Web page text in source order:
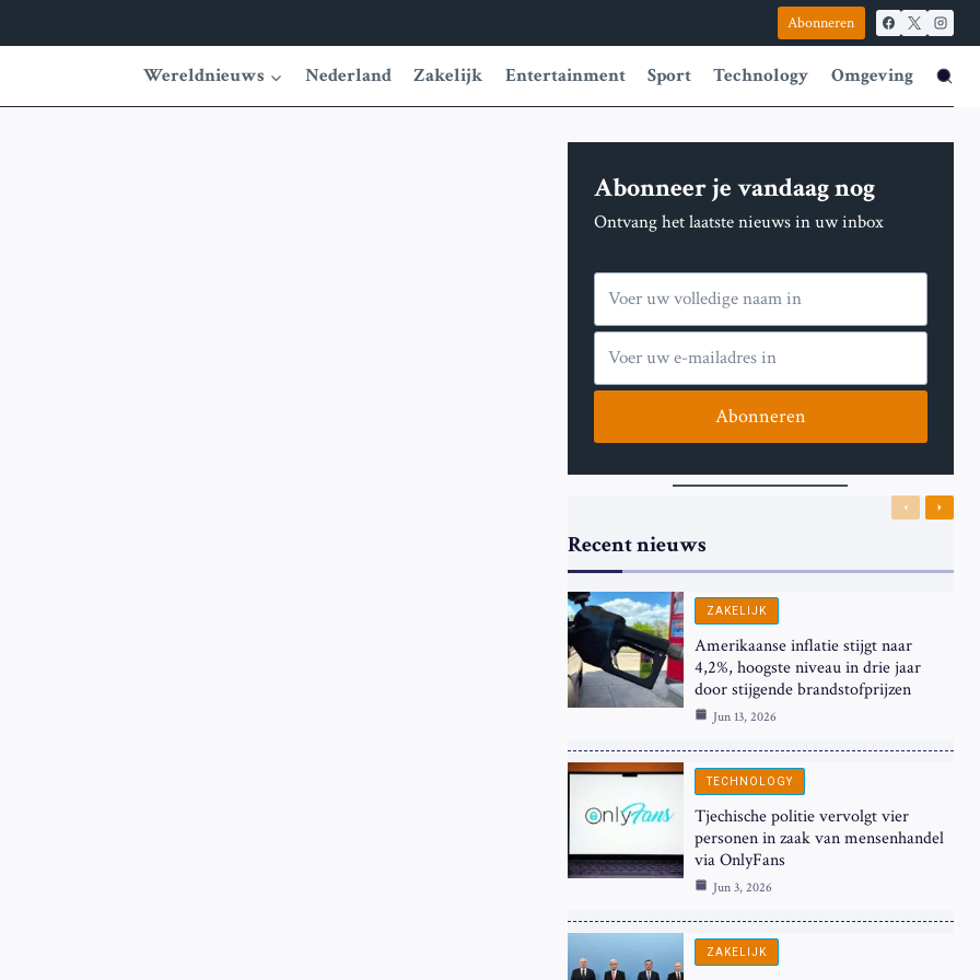
Abonneren
Wereldnieuws Nederland Zakelijk Entertainment Sport Technology Omgeving
Abonneer je vandaag nog
Ontvang het laatste nieuws in uw inbox
Abonneren
Recent nieuws
Previous
Next
ZAKELIJK
Amerikaanse inflatie stijgt naar
4,2%, hoogste niveau in drie jaar
door stijgende brandstofprijzen
Jun 13, 2026
TECHNOLOGY
Tjechische politie vervolgt vier
personen in zaak van mensenhandel
via OnlyFans
Jun 3, 2026
ZAKELIJK